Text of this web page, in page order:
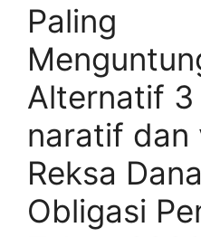
Paling
Alternatif 3
naratif dan
Reksa
Obligasi